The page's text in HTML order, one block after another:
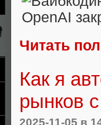
Читать
Как я
рынков
2025-11-05 в